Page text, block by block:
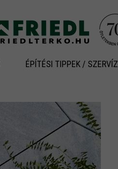
ÉPÍTÉSI TIPPEK / SZERVÍZ